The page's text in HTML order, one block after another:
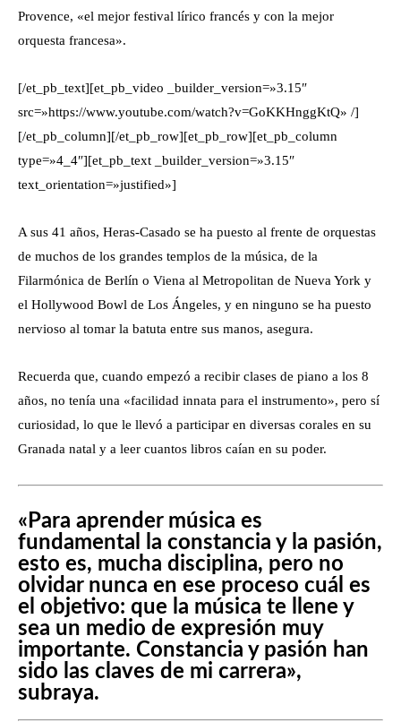
Provence, «el mejor festival lírico francés y con la mejor
orquesta francesa».
[/et_pb_text][et_pb_video _builder_version=»3.15″
src=»https://www.youtube.com/watch?v=GoKKHnggKtQ» /]
[/et_pb_column][/et_pb_row][et_pb_row][et_pb_column
type=»4_4″][et_pb_text _builder_version=»3.15″
text_orientation=»justified»]
A sus 41 años, Heras-Casado se ha puesto al frente de orquestas
de muchos de los grandes templos de la música, de la
Filarmónica de Berlín o Viena al Metropolitan de Nueva York y
el Hollywood Bowl de Los Ángeles, y en ninguno se ha puesto
nervioso al tomar la batuta entre sus manos, asegura.
Recuerda que, cuando empezó a recibir clases de piano a los 8
años, no tenía una «facilidad innata para el instrumento», pero sí
curiosidad, lo que le llevó a participar en diversas corales en su
Granada natal y a leer cuantos libros caían en su poder.
«Para aprender música es
fundamental la constancia y la pasión,
esto es, mucha disciplina, pero no
olvidar nunca en ese proceso cuál es
el objetivo: que la música te llene y
sea un medio de expresión muy
importante. Constancia y pasión han
sido las claves de mi carrera»,
subraya.